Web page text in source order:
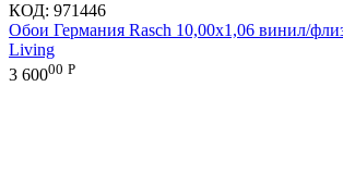
КОД: 971446
Обои Германия Rasch 10,00x1,06 винил/
Living
3 60000 Р